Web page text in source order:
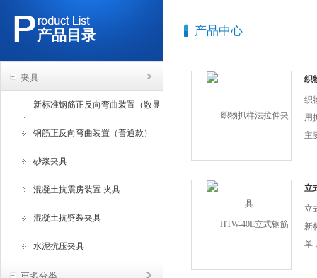
产品目录
夹具
新标准钢筋正反向弯曲装置（数显
角度）
钢筋正反向弯曲装置（普通款）
砂浆夹具
混凝土抗震房装置 夹具
混凝土抗劈裂夹具
水泥抗压夹具
产品中心
织
织
用
主
涂
率
立
新
立
新
单